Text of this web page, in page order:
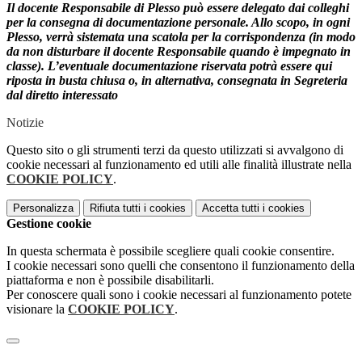
Il docente Responsabile di Plesso può essere delegato dai colleghi
per la consegna di documentazione personale. Allo scopo, in ogni
Plesso, verrà sistemata una scatola per la corrispondenza (in modo
da non disturbare il docente Responsabile quando è impegnato in
classe). L’eventuale documentazione riservata potrà essere qui
riposta in busta chiusa o, in alternativa, consegnata in Segreteria
dal diretto interessato
Notizie
Questo sito o gli strumenti terzi da questo utilizzati si avvalgono di
cookie necessari al funzionamento ed utili alle finalità illustrate nella
COOKIE POLICY.
Personalizza Rifiuta tutti i cookies Accetta tutti i cookies
Gestione cookie
In questa schermata è possibile scegliere quali cookie consentire.
I cookie necessari sono quelli che consentono il funzionamento della
piattaforma e non è possibile disabilitarli.
Per conoscere quali sono i cookie necessari al funzionamento potete
visionare la COOKIE POLICY.